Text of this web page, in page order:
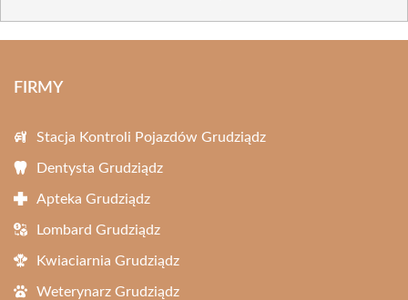
FIRMY
Stacja Kontroli Pojazdów Grudziądz
Dentysta Grudziądz
Apteka Grudziądz
Lombard Grudziądz
Kwiaciarnia Grudziądz
Weterynarz Grudziądz